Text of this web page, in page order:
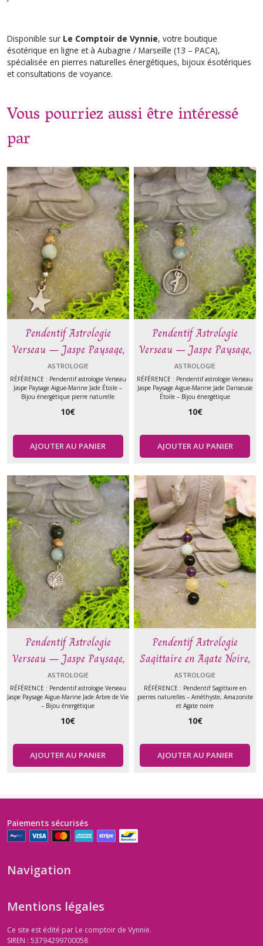
Disponible sur Le Comptoir de Vynnie, votre boutique
ésotérique en ligne et à Aubagne / Marseille (13 – PACA),
spécialisée en pierres naturelles énergétiques, bijoux ésotériques
et consultations de voyance.
Vous pourriez aussi être intéressé
par
Pendentif Astrologie
Verseau – Jaspe Paysage,
Aigue-Marine et Jade avec
Étoile en Zamac – Pierre
naturelle
ASTROLOGIE
RÉFÉRENCE : Pendentif astrologie Verseau
Jaspe Paysage Aigue-Marine Jade Étoile –
Bijou énergétique pierre naturelle
10€
AJOUTER AU PANIER
Pendentif Astrologie
Verseau – Jaspe Paysage,
Aigue-Marine et Jade avec
Danseuse Étoile en Zamac
– Pierre naturelle
ASTROLOGIE
RÉFÉRENCE : Pendentif astrologie Verseau
Jaspe Paysage Aigue-Marine Jade Danseuse
Étoile – Bijou énergétique
10€
AJOUTER AU PANIER
Pendentif Astrologie
Verseau – Jaspe Paysage,
Aigue-Marine et Jade avec
Arbre de Vie en Zamac –
Pierre naturelle
ASTROLOGIE
RÉFÉRENCE : Pendentif astrologie Verseau
Jaspe Paysage Aigue-Marine Jade Arbre de Vie
– Bijou énergétique
10€
AJOUTER AU PANIER
Pendentif Astrologie
Sagittaire en Agate Noire,
Améthyste et Amazonite –
Pierre naturelle
ASTROLOGIE
RÉFÉRENCE : Pendentif Sagittaire en
pierres naturelles – Améthyste, Amazonite
et Agate noire
10€
AJOUTER AU PANIER
Paiements sécurisés
Navigation
Mentions légales
Ce site est édité par Le comptoir de Vynnie.
SIREN : 53794299700058